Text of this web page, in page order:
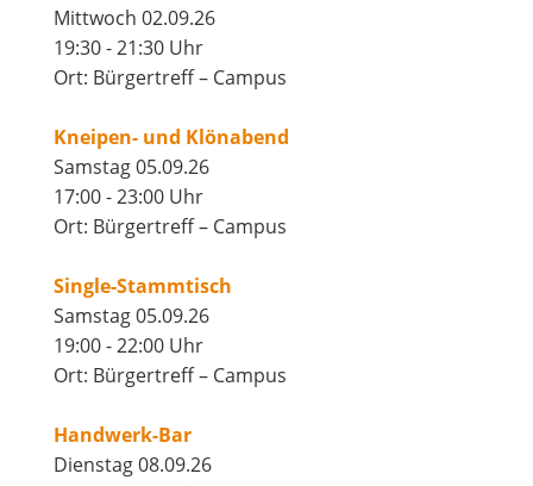
Mittwoch 02.09.26
19:30 - 21:30 Uhr
Ort: Bürgertreff – Campus
Kneipen- und Klönabend
Samstag 05.09.26
17:00 - 23:00 Uhr
Ort: Bürgertreff – Campus
Single-Stammtisch
Samstag 05.09.26
19:00 - 22:00 Uhr
Ort: Bürgertreff – Campus
Handwerk-Bar
Dienstag 08.09.26